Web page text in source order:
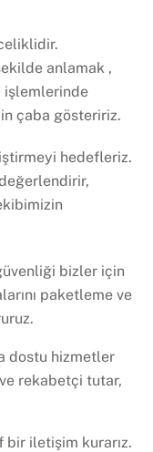
anlamak ,
işlemlerinde
çaba gösteririz.
hedefleriz.
bizler için
paketleme ve
dostu hizmetler
ve rekabetçi tutar,
iletişim kurarız.